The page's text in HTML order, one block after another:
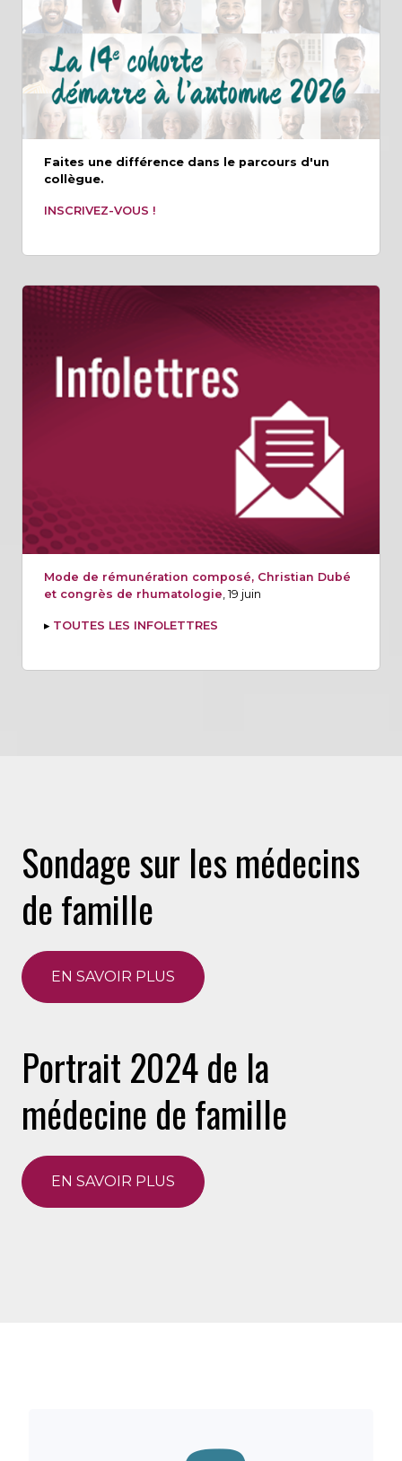
Faites une différence dans le parcours d'un
collègue.
INSCRIVEZ-VOUS !
Mode de rémunération composé, Christian Dubé
et congrès de rhumatologie , 19 juin
▸ TOUTES LES INFOLETTRES
Sondage sur les médecins
de famille
EN SAVOIR PLUS
Portrait 2024 de la
médecine de famille
EN SAVOIR PLUS